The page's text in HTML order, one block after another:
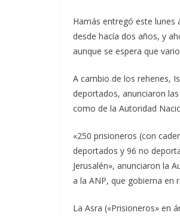
Hamás entregó este lunes
desde hacía dos años, y
aunque se espera que
A cambio de los rehenes,
deportados, anunciaron
como de la Autoridad
«250 prisioneros (con
deportados y 96 no
Jerusalén», anunciaron la
a la ANP, que gobierna en
La Asra («Prisioneros» en